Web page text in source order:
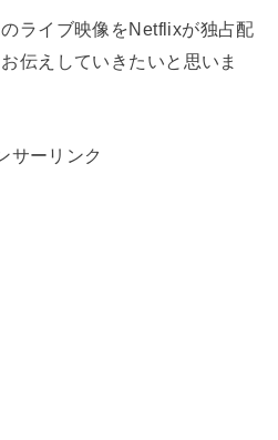
ライブ映像をNetflixが独占配
伝えしていきたいと思いま
サーリンク